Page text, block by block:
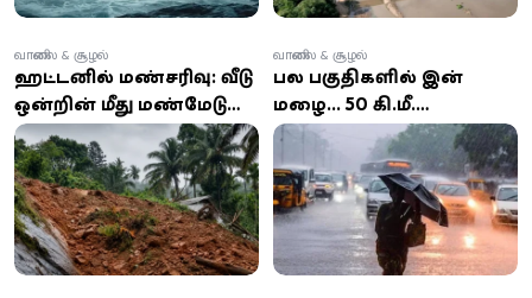
ஹட்டனில் மண்சரிவு: வீடு
ஒன்றின் மீது மண்மேடு
சரிந்து வீழ்ந்ததில் 4 பேர்
மாயம்
வானிலை & சூழல்
பல பகுதிகளில் இன்று
மழை... 50 கி.மீ.
வேகத்தில் பலத்த காற்று
வீசும் எச்சரிக்கை
வானிலை & சூழல்